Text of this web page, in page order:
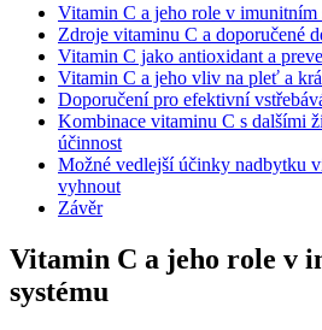
Vitamin C a jeho role v imunitním
Zdroje vitaminu C a doporučené
Vitamin C jako antioxidant a
Vitamin C a jeho vliv na pleť a
Doporučení pro efektivní
Kombinace vitaminu C s dalšími
účinnost
Možné vedlejší účinky nadbytku
vyhnout
Závěr
Vitamin C a jeho role v
systému